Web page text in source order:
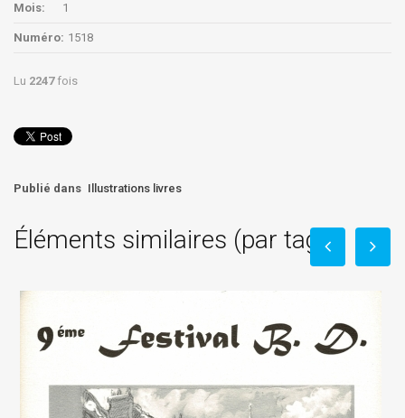
Mois: 1
Numéro: 1518
Lu 2247fois
Publié dans Illustrations livres
Éléments similaires (par tag)